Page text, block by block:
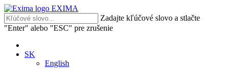
EXIMA
Zadajte kľúčové slovo a stlačte
"Enter" alebo "ESC" pre zrušenie
SK
English